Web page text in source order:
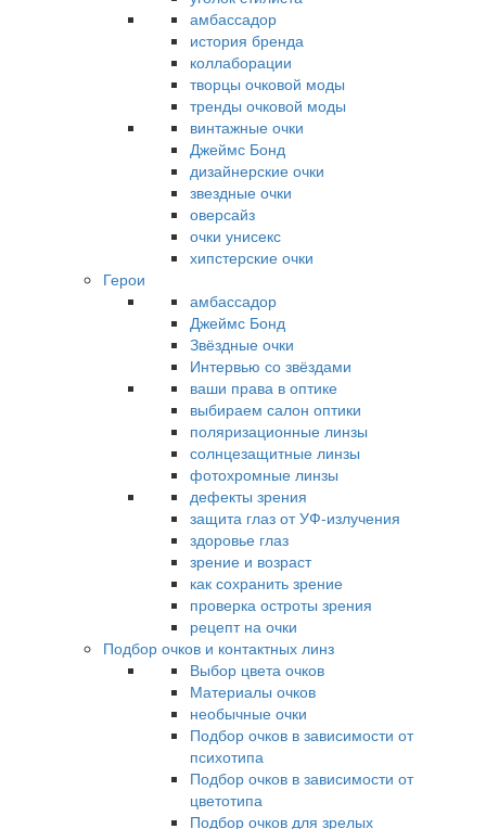
амбассадор
история бренда
коллаборации
творцы очковой моды
тренды очковой моды
винтажные очки
Джеймс Бонд
дизайнерские очки
звездные очки
оверсайз
очки унисекс
хипстерские очки
Герои
амбассадор
Джеймс Бонд
Звёздные очки
Интервью со звёздами
ваши права в оптике
выбираем салон оптики
поляризационные линзы
солнцезащитные линзы
фотохромные линзы
дефекты зрения
защита глаз от УФ-излучения
здоровье глаз
зрение и возраст
как сохранить зрение
проверка остроты зрения
рецепт на очки
Подбор очков и контактных линз
Выбор цвета очков
Материалы очков
необычные очки
Подбор очков в зависимости от
психотипа
Подбор очков в зависимости от
цветотипа
Подбор очков для зрелых